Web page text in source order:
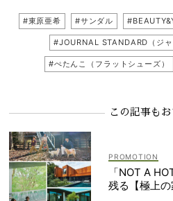
#東原亜希 #サンダル
#JOURNAL STANDARD（ジャ
#ぺたんこ（フラットシューズ）
この記事も
「NOT A
残る【極上